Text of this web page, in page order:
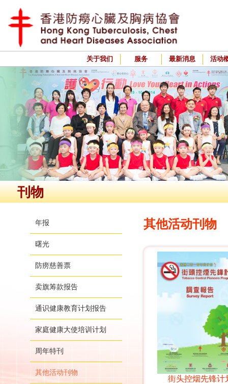
关于我们 服务 最新消息 活动
刊物
年报
曙光
防痨慈善票
卖旗筹款报告
通识健康教育计划报告
家庭健康大使培训计划
周年特刊
其他活动刊物
其他活动刊物
街头控烟先锋计